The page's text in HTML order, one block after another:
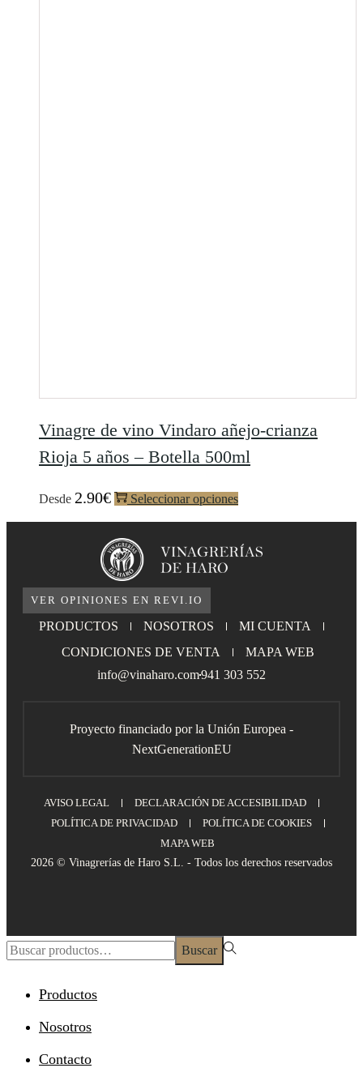
Vinagre de vino Vindaro añejo-crianza
Rioja 5 años – Botella 500ml
Desde 2.90€ Seleccionar opciones
VER OPINIONES EN REVI.IO
PRODUCTOS NOSOTROS
MI CUENTA
CONDICIONES DE VENTA
MAPA WEB
info@vinaharo.com941 303 552
Proyecto financiado por la Unión Europea -
NextGenerationEU
AVISO LEGAL
DECLARACIÓN DE ACCESIBILIDAD
POLÍTICA DE PRIVACIDAD
POLÍTICA DE COOKIES
MAPA WEB
2026 © Vinagrerías de Haro S.L. - Todos los derechos reservados
Buscar
Productos
Nosotros
Contacto